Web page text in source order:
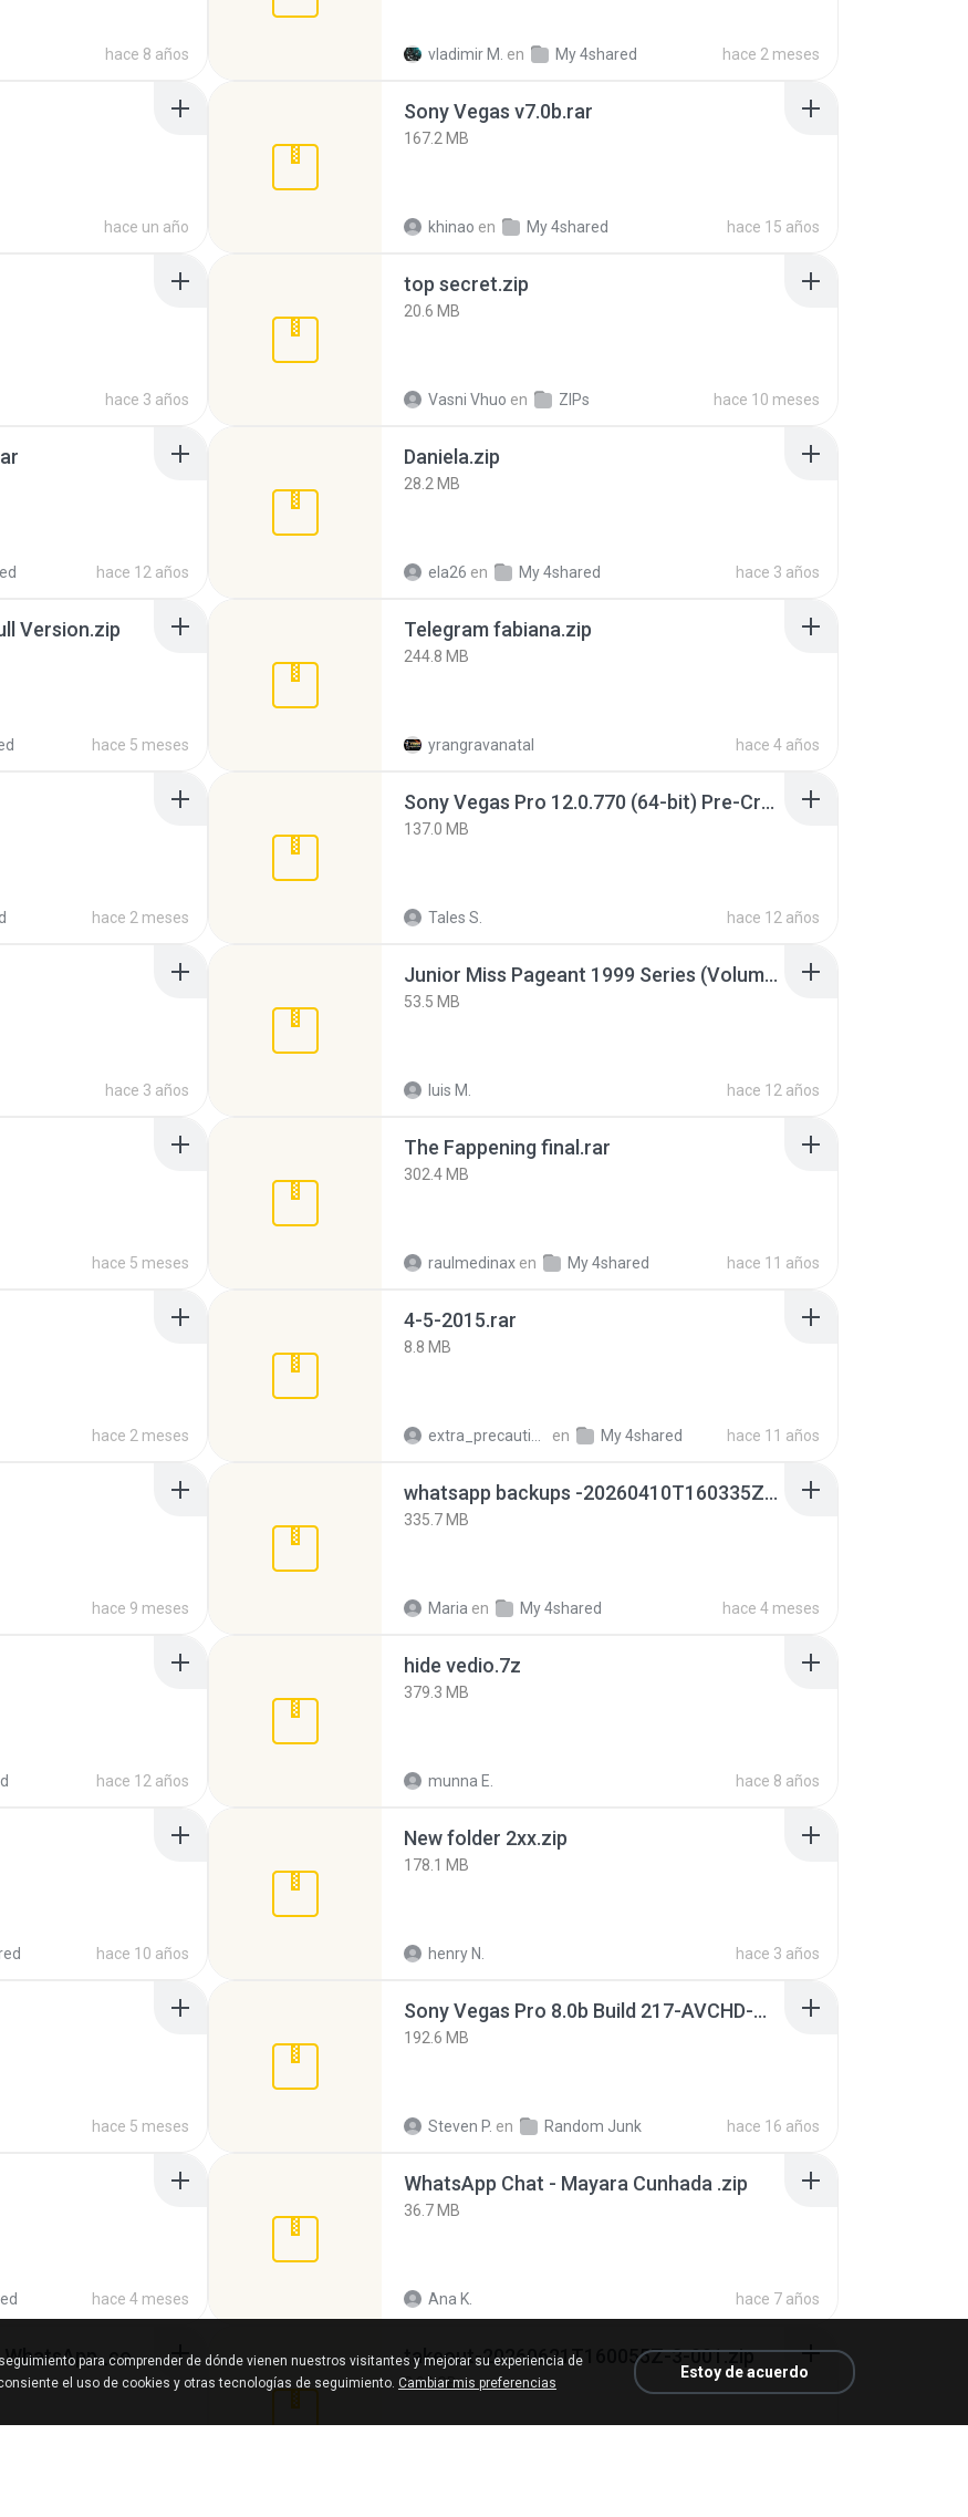
hace 8 años vladimir M. en My 4shared hace 2 meses
hace un año
Sony Vegas v7.0b.rar
167.2 MB
khinao en My 4shared hace 15 años
hace 3 años
top secret.zip
20.6 MB
Vasni Vhuo en ZIPs hace 10 meses
hace 12 años
Daniela.zip
28.2 MB
ela26 en My 4shared hace 3 años
Version.zip
hace 5 meses
Telegram fabiana.zip
244.8 MB
yrangravanatal hace 4 años
hace 2 meses
Sony Vegas Pro 12.0.770 (64-bit) Pre-Cracked.zip
137.0 MB
Tales S. hace 12 años
hace 3 años
Junior Miss Pageant 1999 Series (Volume I Part I NC 6).7z
53.5 MB
luis M. hace 12 años
hace 5 meses
The Fappening final.rar
302.4 MB
raulmedinax en My 4shared hace 11 años
hace 2 meses
4-5-2015.rar
8.8 MB
en My 4shared hace 11 años
hace 9 meses
whatsapp backups -20260410T160335Z-3-001.zip
335.7 MB
Maria en My 4shared hace 4 meses
hace 12 años
hide vedio.7z
379.3 MB
munna E. hace 8 años
hace 10 años
New folder 2xx.zip
178.1 MB
henry N. hace 3 años
hace 5 meses
Sony Vegas Pro 8.0b Build 217-AVCHD-MPG-AC3 FIXED.7z
192.6 MB
Steven P. en Random Junk hace 16 años
hace 4 meses
WhatsApp Chat - Mayara Cunhada .zip
36.7 MB
Ana K. hace 7 años
65536533_Conversa_do_WhatsApp_com_Meu_Esposo.zip takeout-20260621T160055Z-3-001.zip
2.00 GB
para comprender de dónde vienen nuestros visitantes y mejorar su experiencia de
el uso de cookies y otras tecnologías de seguimiento. Cambiar mis preferencias
Estoy de acuerdo